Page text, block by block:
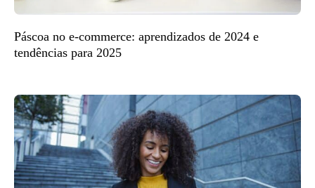
Páscoa no e-commerce: aprendizados de 2024 e
tendências para 2025